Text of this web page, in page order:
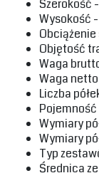
‎Szerokość
‎Wysokość
‎Objętość
‎Waga
‎Waga
‎Liczba
‎Pojemność
‎Wymiary
‎Wymiary
‎Typ
‎Średnica